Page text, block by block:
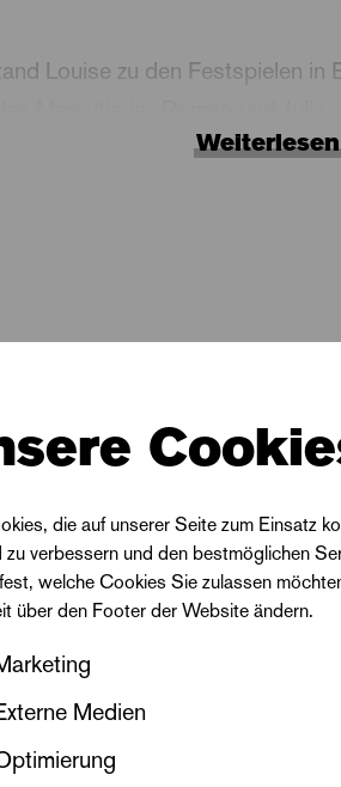
Louise zu den Festspielen in
am Theater Ingolstadt. –
Exupéry und»Halliax Thaliax -
Weiterlesen
zu laden, akzeptieren Sie bitte
Quelle in den
Akzeptieren
die auf unserer Seite zum Einsatz
zu verbessern und den bestmöglichen
welche Cookies Sie zulassen
über den Footer der Website ändern.
Medien